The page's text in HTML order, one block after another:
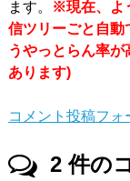
ます。
※現在、よ
信ツリーごと自動
うやっとらん率
あります)
コメント投稿フォ
2件の